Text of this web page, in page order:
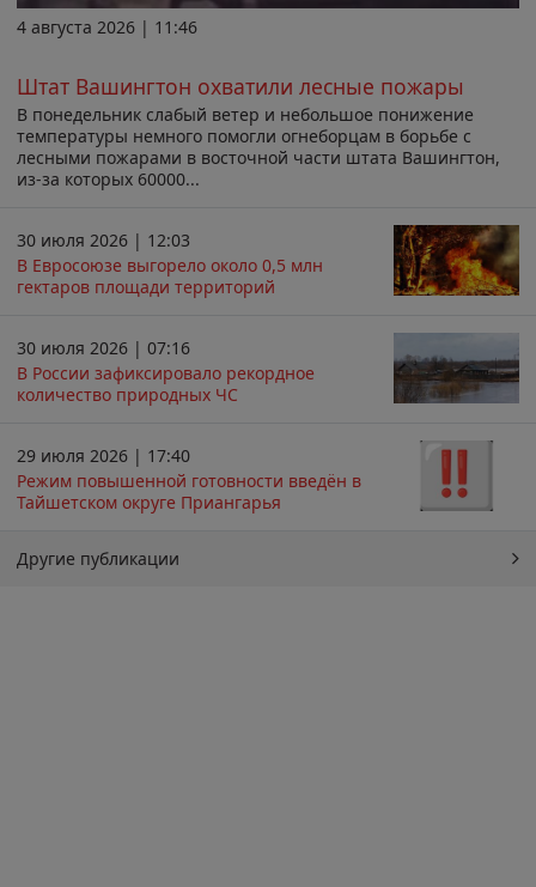
4 августа 2026 | 11:46
Штат Вашингтон охватили лесные пожары
В понедельник слабый ветер и небольшое понижение
температуры немного помогли огнеборцам в борьбе с
лесными пожарами в восточной части штата Вашингтон,
из-за которых 60000...
30 июля 2026 | 12:03
В Евросоюзе выгорело около 0,5 млн
гектаров площади территорий
30 июля 2026 | 07:16
В России зафиксировало рекордное
количество природных ЧС
29 июля 2026 | 17:40
Режим повышенной готовности введён в
Тайшетском округе Приангарья
Другие публикации